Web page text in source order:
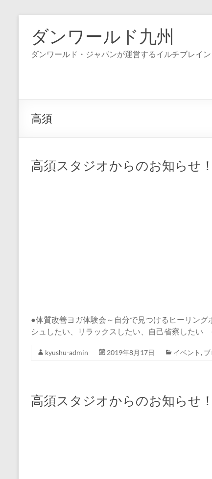
ダンワールド九州
ダンワールド・ジャパンが運営するイルチブレイ
高須
高須スタジオからのお知らせ
●体質改善ヨガ体験会～自分で見つけるヒーリン
シュしたい、リラックスしたい、自己省察したい
kyushu-admin 2019年8月17日 イベント ,
高須スタジオからのお知らせ